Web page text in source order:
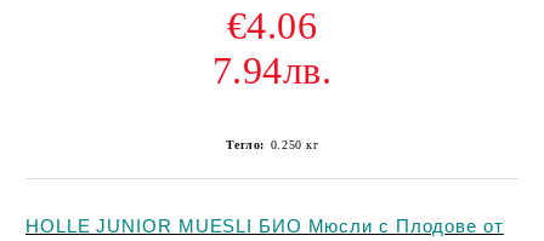
€4.06
7.94лв.
Тегло: 0.250 кг
HOLLE JUNIOR MUESLI БИО Мюсли с Плодове от